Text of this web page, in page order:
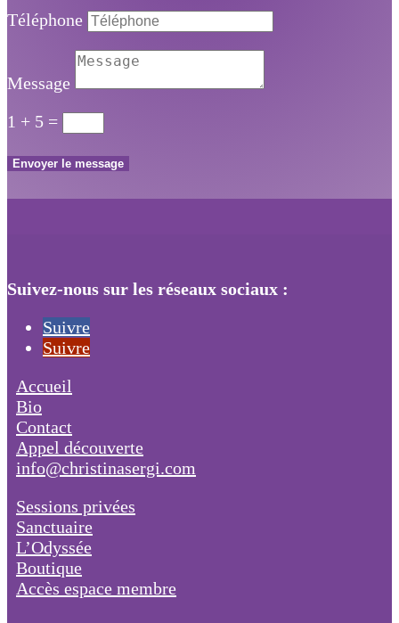
Téléphone
Message
1 + 5 =
Envoyer le message
Suivez-nous sur les réseaux sociaux :
Suivre
Suivre
Accueil
Bio
Contact
Appel découverte
info@christinasergi.com
Sessions privées
Sanctuaire
L’Odyssée
Boutique
Accès espace membre